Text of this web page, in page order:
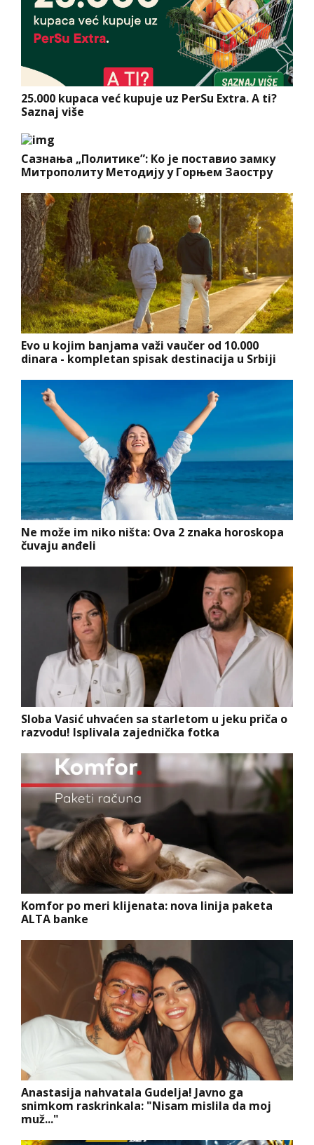
25.000 kupaca već kupuje uz PerSu Extra. A ti?
Saznaj više
Сазнања „Политике”: Ко је поставио замку
Митрополиту Методију у Горњем Заостру
Evo u kojim banjama važi vaučer od 10.000
dinara - kompletan spisak destinacija u Srbiji
Ne može im niko ništa: Ova 2 znaka horoskopa
čuvaju anđeli
Sloba Vasić uhvaćen sa starletom u jeku priča o
razvodu! Isplivala zajednička fotka
Komfor po meri klijenata: nova linija paketa
ALTA banke
Anastasija nahvatala Gudelja! Javno ga
snimkom raskrinkala: "Nisam mislila da moj
muž..."